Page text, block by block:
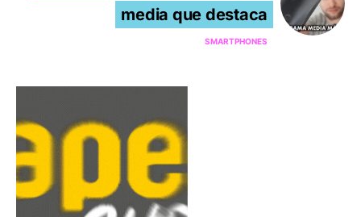
media que destaca
SMARTPHONES